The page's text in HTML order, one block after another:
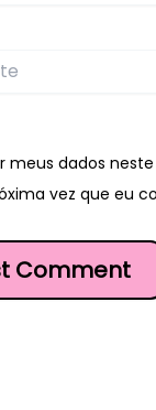
meus dados
vez que eu